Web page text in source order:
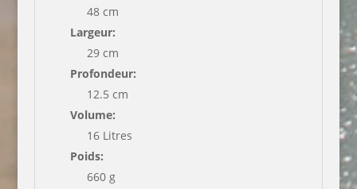
48 cm
Largeur:
29 cm
Profondeur:
12.5 cm
Volume:
16 Litres
Poids:
660 g